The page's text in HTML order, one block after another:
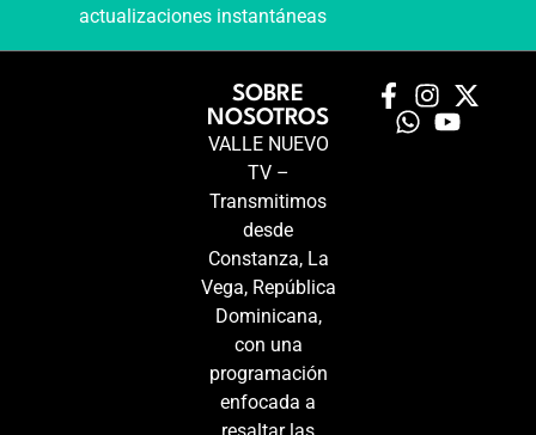
actualizaciones instantáneas
SOBRE
NOSOTROS
VALLE NUEVO
TV –
Transmitimos
desde
Constanza, La
Vega, República
Dominicana,
con una
programación
enfocada a
resaltar las